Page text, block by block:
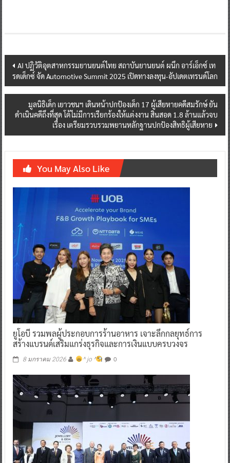
Post
navigation
AI ปฏิวัติอุตสาหกรรมยานยนต์ไทย สถาบันยานยนต์ ผนึก อาร์เอ็กซ์ เท
รดเด็กซ์ จัด Automotive Summit 2025 เปิดทางลงทุน-อัปเดตเทรนด์โลก
มูลนิธิเด็ก เยาวชนฯ เดินหน้าปกป้องเด็ก 17 ผู้เสียหายคดีสมรักษ์ ยัน
ดำเนินคดีถึงที่สุด โต้ไม่มีการเรียกร้องให้แต่งงาน สินสอด 1.8 ล้านแล้วจบ
เรื่อง เตรียมรวบรวมพยานหลักฐานปกป้องสิทธิผู้เสียหาย
You May Also Like
ยูโอบี รวมพลผู้ประกอบการร้านอาหาร เจาะลึกกลยุทธ์การ
สร้างแบรนด์เสริมแกร่งธุรกิจและการเงินแบบครบวงจร
8 มกราคม 2026 ^ jo ^ 0